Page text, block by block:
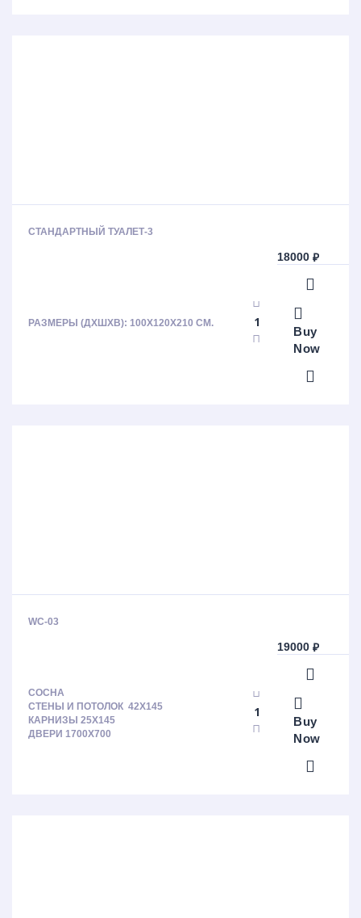
СТАНДАРТНЫЙ ТУАЛЕТ-3
РАЗМЕРЫ (ДХШХВ): 100Х120Х210 СМ.
18000₽
Buy
Now
WC-03
СОСНА
СТЕНЫ И ПОТОЛОК 42X145
КАРНИЗЫ 25X145
ДВЕРИ 1700X700
19000₽
Buy
Now